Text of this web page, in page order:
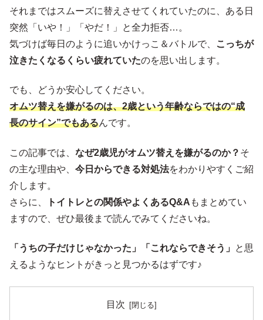
それまではスムーズに替えさせてくれていたのに、ある日
突然「いや！」「やだ！」と全力拒否…。
気づけば毎日のように追いかけっこ＆バトルで、
こっちが
泣きたくなるくらい疲れていたのを思い出します。
でも、どうか安心してください。
オムツ替えを嫌がるのは、2歳という年齢ならではの“成
長のサイン”でもあるんです。
この記事では、 なぜ2歳児がオムツ替えを嫌がるのか？ そ
の主な理由や、 今日からできる対処法をわかりやすくご紹
介します。
さらに、
トイトレとの関係やよくあるQ&A もまとめてい
ますので、ぜひ最後まで読んでみてくださいね。
「うちの子だけじゃなかった」「これならできそう」 と思
えるようなヒントがきっと見つかるはずです♪
目次